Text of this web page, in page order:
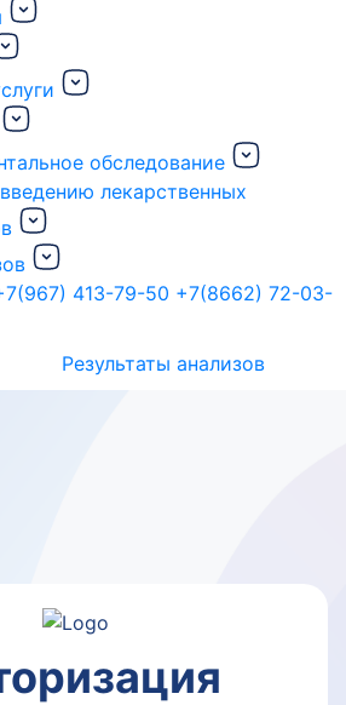
обследование
лекарственных
413-79-50 +7(8662) 72-03-
Результаты анализов